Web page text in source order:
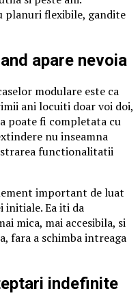
planuri flexibile, gandite
apare nevoia
modulare este ca
ani locuiti doar voi doi,
poate fi completata cu
nu inseamna
functionalitatii
important de luat
initiale. Ea iti da
mica, mai accesibila, si
fara a schimba intreaga
indefinite